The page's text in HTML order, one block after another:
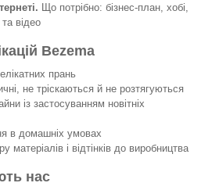
Що потрібно: бізнес-план, хобі,
відео
Bezema
прань
не тріскаються й не розтягуються
із застосуванням новітніх
в домашніх умовах
матеріалів і відтінків до виробництва
нас